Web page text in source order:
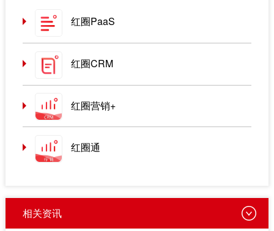
红圈PaaS
红圈CRM
红圈营销+
红圈通
相关资讯